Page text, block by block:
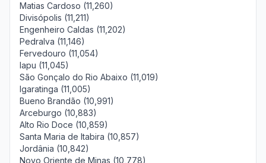
Matias Cardoso (11,260)
Divisópolis (11,211)
Engenheiro Caldas (11,202)
Pedralva (11,146)
Fervedouro (11,054)
Iapu (11,045)
São Gonçalo do Rio Abaixo (11,019)
Igaratinga (11,005)
Bueno Brandão (10,991)
Arceburgo (10,883)
Alto Rio Doce (10,859)
Santa Maria de Itabira (10,857)
Jordânia (10,842)
Novo Oriente de Minas (10,778)